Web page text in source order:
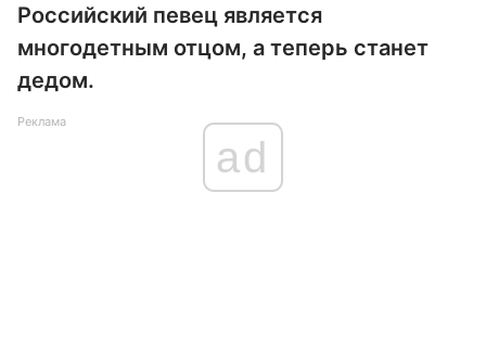
Российский певец является
многодетным отцом, а теперь станет
дедом.
Реклама
ad